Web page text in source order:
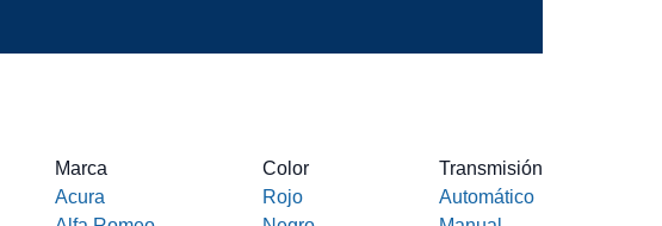
Marca
Acura
Color
Rojo
Transmisión
Automático